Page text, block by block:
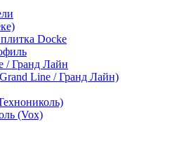
Docke
/ Гранд Лайн
Line / Гранд Лайн)
(Vox)